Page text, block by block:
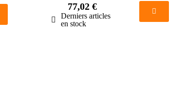
77,02 €
Derniers articles
en stock